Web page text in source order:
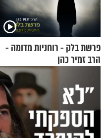
פרשת בלק - רוחניות מדומה -
הרב זמיר כהן